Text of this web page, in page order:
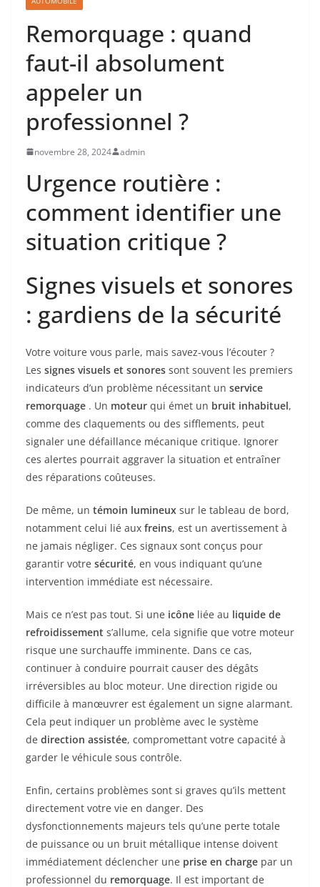
Remorquage : quand
faut-il absolument
appeler un
professionnel ?
novembre 28, 2024 admin
Urgence routière :
comment identifier une
situation critique ?
Signes visuels et sonores
: gardiens de la sécurité
Votre voiture vous parle, mais savez-vous l’écouter ?
Les signes visuels et sonores sont souvent les premiers
indicateurs d’un problème nécessitant un service
remorquage . Un moteur qui émet un bruit inhabituel,
comme des claquements ou des sifflements, peut
signaler une défaillance mécanique critique. Ignorer
ces alertes pourrait aggraver la situation et entraîner
des réparations coûteuses.
De même, un témoin lumineux sur le tableau de bord,
notamment celui lié aux freins, est un avertissement à
ne jamais négliger. Ces signaux sont conçus pour
garantir votre sécurité, en vous indiquant qu’une
intervention immédiate est nécessaire.
Mais ce n’est pas tout. Si une icône liée au liquide de
refroidissement s’allume, cela signifie que votre moteur
risque une surchauffe imminente. Dans ce cas,
continuer à conduire pourrait causer des dégâts
irréversibles au bloc moteur. Une direction rigide ou
difficile à manœuvrer est également un signe alarmant.
Cela peut indiquer un problème avec le système
de direction assistée, compromettant votre capacité à
garder le véhicule sous contrôle.
Enfin, certains problèmes sont si graves qu’ils mettent
directement votre vie en danger. Des
dysfonctionnements majeurs tels qu’une perte totale
de puissance ou un bruit métallique intense doivent
immédiatement déclencher une prise en charge par un
professionnel du remorquage. Il est important de